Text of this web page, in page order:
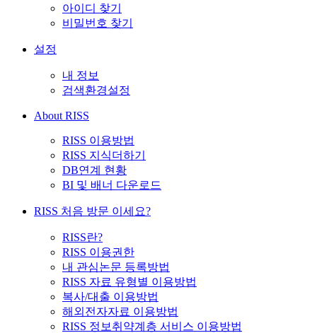
아이디 찾기
비밀번호 찾기
설정
내 정보
검색환경설정
About RISS
RISS 이용방법
RISS 지식더하기
DB연계 현황
BI 및 배너 다운로드
RISS 처음 방문 이세요?
RISS란?
RISS 이용권한
내 관심논문 등록방법
RISS 자료 유형별 이용방법
복사/대출 이용방법
해외전자자료 이용방법
RISS 정보취약계층 서비스 이용방법